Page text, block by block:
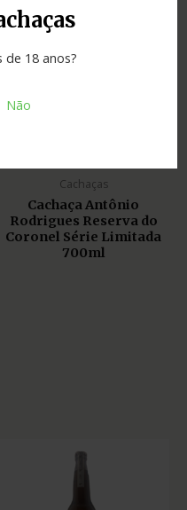
de 18 anos?
Não
Cachaças
Cachaça Antônio
Rodrigues Reserva do
Coronel Série Limitada
700ml